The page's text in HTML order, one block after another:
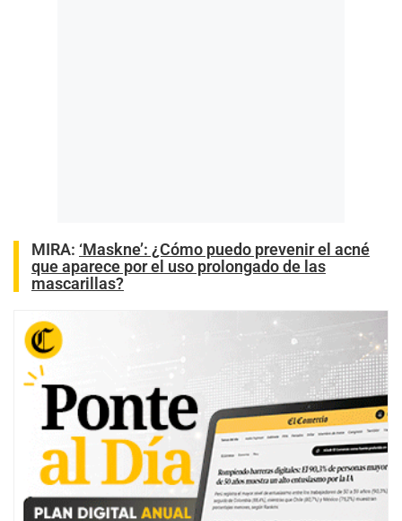
MIRA: ‘Maskne’: ¿Cómo puedo prevenir el acné
que aparece por el uso prolongado de las
mascarillas?